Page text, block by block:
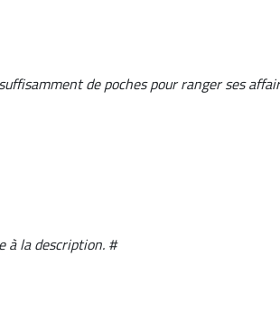
de poches pour ranger ses
à la description. #